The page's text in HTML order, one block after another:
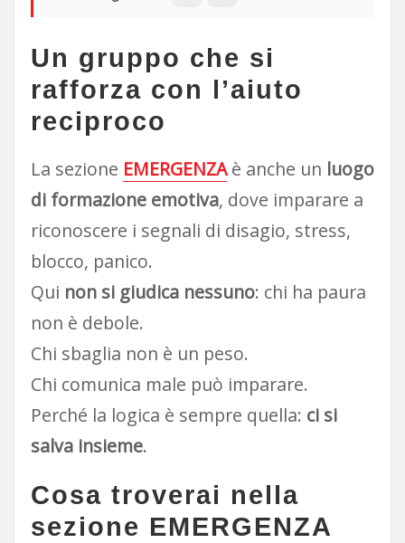
Un gruppo che si
rafforza con l’aiuto
reciproco
La sezione EMERGENZAè anche un luogo
di formazione emotiva, dove imparare a
riconoscere i segnali di disagio, stress,
blocco, panico.
Qui non si giudica nessuno: chi ha paura
non è debole.
Chi sbaglia non è un peso.
Chi comunica male può imparare.
Perché la logica è sempre quella: ci si
salva insieme.
Cosa troverai nella
sezione EMERGENZA